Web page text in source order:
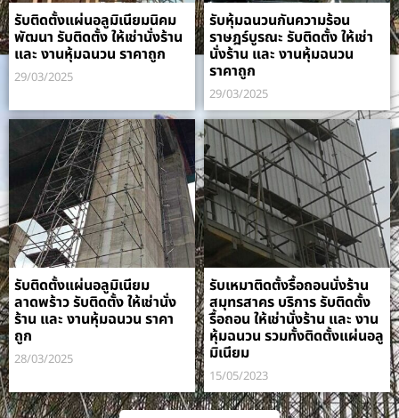
รับติดตั้งแผ่นอลูมิเนียมนิคม
พัฒนา รับติดตั้ง ให้เช่านั่งร้าน
และ งานหุ้มฉนวน ราคาถูก
29/03/2025
รับหุ้มฉนวนกันความร้อน
ราษฎร์บูรณะ รับติดตั้ง ให้เช่า
นั่งร้าน และ งานหุ้มฉนวน
ราคาถูก
29/03/2025
รับติดตั้งแผ่นอลูมิเนียม
ลาดพร้าว รับติดตั้ง ให้เช่านั่ง
ร้าน และ งานหุ้มฉนวน ราคา
ถูก
28/03/2025
รับเหมาติดตั้งรื้อถอนนั่งร้าน
สมุทรสาคร บริการ รับติดตั้ง
รื้อถอน ให้เช่านั่งร้าน และ งาน
หุ้มฉนวน รวมทั้งติดตั้งแผ่นอลู
มิเนียม
15/05/2023